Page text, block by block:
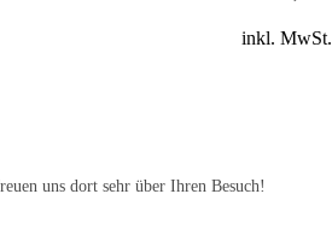
inkl. MwSt.
uns dort sehr über Ihren Besuch!